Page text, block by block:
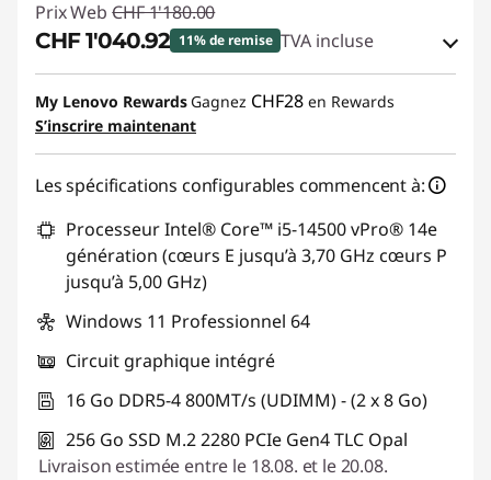
Prix Web CHF 1'180.00
CHF 1'040.92 11% de remise TVA incluse
Bons de réduction en ligne :-CHF 139.08
Code de réduction :
My Lenovo Rewards Gagnez CHF28 en Rewards
S’inscrire maintenant
Les spécifications configurables commencent à:
Processeur Intel® Core™ i5-14500 vPro® 14e
génération (cœurs E jusqu’à 3,70 GHz cœurs P
jusqu’à 5,00 GHz)
Windows 11 Professionnel 64
Circuit graphique intégré
16 Go DDR5-4 800MT/s (UDIMM) - (2 x 8 Go)
256 Go SSD M.2 2280 PCIe Gen4 TLC Opal
Livraison estimée entre le 18.08. et le 20.08.